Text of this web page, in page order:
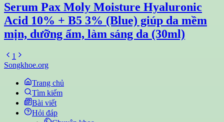
Serum Pax Moly Moisture Hyaluronic
Acid 10% + B5 3% (Blue) giúp da mềm
mịn, dưỡng ẩm, làm sáng da (30ml)
1
Songkhoe.org
Trang chủ
Tìm kiếm
Bài viết
Hỏi đáp